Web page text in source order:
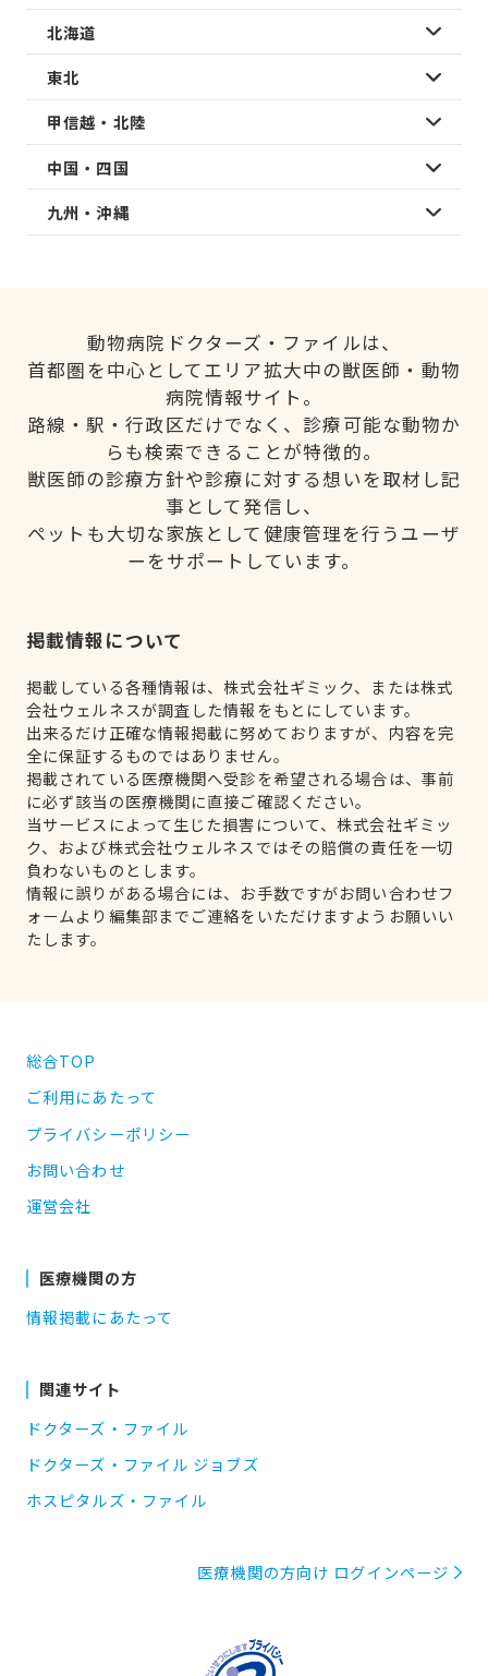
北海道
東北
甲信越・北陸
中国・四国
九州・沖縄
動物病院ドクターズ・ファイルは、
首都圏を中心としてエリア拡大中の獣医師・動物
病院情報サイト。
路線・駅・行政区だけでなく、診療可能な動物か
らも検索できることが特徴的。
獣医師の診療方針や診療に対する想いを取材し記
事として発信し、
ペットも大切な家族として健康管理を行うユーザ
ーをサポートしています。
掲載情報について
掲載している各種情報は、株式会社ギミック、または株式
会社ウェルネスが調査した情報をもとにしています。
出来るだけ正確な情報掲載に努めておりますが、内容を完
全に保証するものではありません。
掲載されている医療機関へ受診を希望される場合は、事前
に必ず該当の医療機関に直接ご確認ください。
当サービスによって生じた損害について、株式会社ギミッ
ク、および株式会社ウェルネスではその賠償の責任を一切
負わないものとします。
情報に誤りがある場合には、お手数ですがお問い合わせフ
ォームより編集部までご連絡をいただけますようお願いい
たします。
総合TOP
ご利用にあたって
プライバシーポリシー
お問い合わせ
運営会社
医療機関の方
情報掲載にあたって
関連サイト
ドクターズ・ファイル
ドクターズ・ファイル ジョブズ
ホスピタルズ・ファイル
医療機関の方向け ログインページ